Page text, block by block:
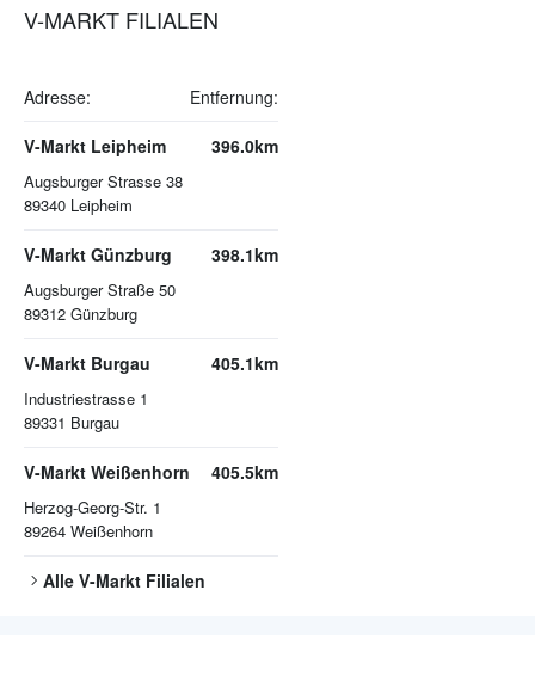
V-MARKT FILIALEN
Adresse: Entfernung:
V-Markt Leipheim
Augsburger Strasse 38
89340 Leipheim
396.0km
V-Markt Günzburg
Augsburger Straße 50
89312 Günzburg
398.1km
V-Markt Burgau
Industriestrasse 1
89331 Burgau
405.1km
V-Markt Weißenhorn
Herzog-Georg-Str. 1
89264 Weißenhorn
405.5km
Alle V-Markt Filialen